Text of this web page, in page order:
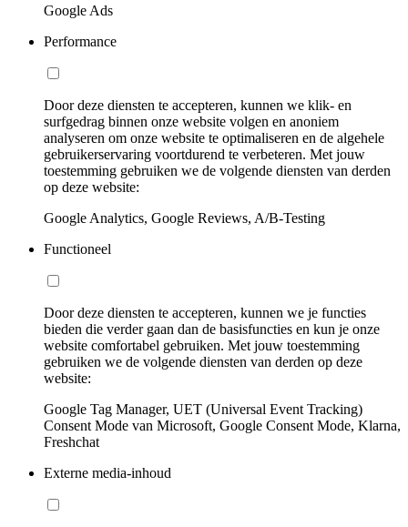
Google Ads
Performance
Door deze diensten te accepteren, kunnen we klik- en
surfgedrag binnen onze website volgen en anoniem
analyseren om onze website te optimaliseren en de algehele
gebruikerservaring voortdurend te verbeteren. Met jouw
toestemming gebruiken we de volgende diensten van derden
op deze website:
Google Analytics, Google Reviews, A/B-Testing
Functioneel
Door deze diensten te accepteren, kunnen we je functies
bieden die verder gaan dan de basisfuncties en kun je onze
website comfortabel gebruiken. Met jouw toestemming
gebruiken we de volgende diensten van derden op deze
website:
Google Tag Manager, UET (Universal Event Tracking)
Consent Mode van Microsoft, Google Consent Mode, Klarna,
Freshchat
Externe media-inhoud